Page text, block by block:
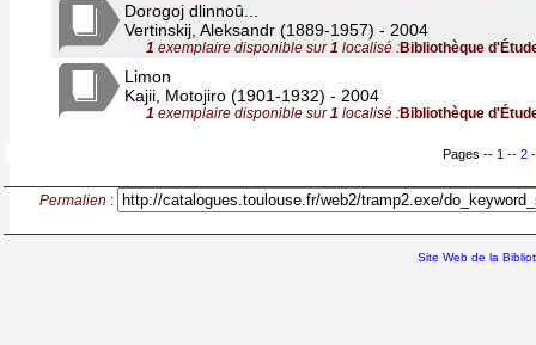
Dorogoj dlinnoû...
Vertinskij, Aleksandr (1889-1957) - 2004
1 exemplaire disponible sur1 localisé :Bibliothèque
Limon
Kajii, Motojiro (1901-1932) - 2004
1 exemplaire disponible sur1 localisé :Bibliothèque
Pages -- 1 -- 2
Permalien :
Site Web de la